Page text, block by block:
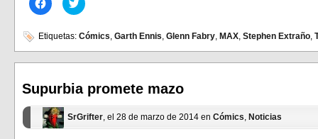
clic
en
Facebook
(Se
abre
ventana
nueva)
clic
en
(Se
abre
ventana
nueva)
Etiquetas: Cómics, Garth Ennis, Glenn Fabry, MAX, Stephen Extraño,
Supurbia promete mazo
SrGrifter, el 28 de marzo de 2014 en Cómics, Noticias